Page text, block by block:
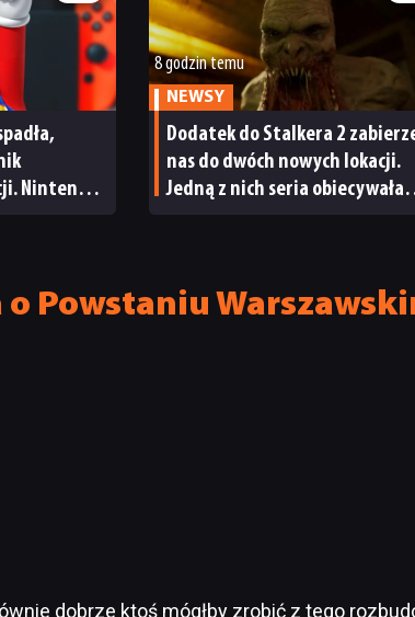
Nintendo
8 godzin temu
NEWSY
Dodatek do Stalkera 2
nas do dwóch nowych lokacji.
Jedną z nich seria obiecywała
Powstaniu
dobrze ktoś mógłby zrobić z tego